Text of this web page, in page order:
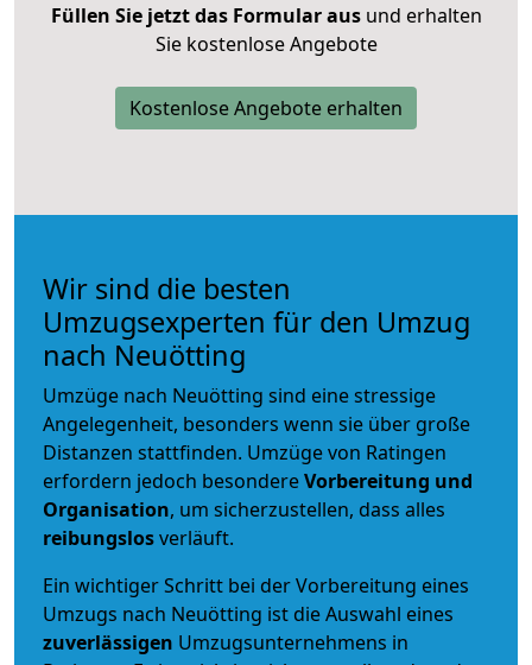
Füllen Sie jetzt das Formular ausund erhalten
Sie kostenlose Angebote
Kostenlose Angebote erhalten
Wir sind die besten
Umzugsexperten für den Umzug
nach Neuötting
Umzüge nach Neuötting sind eine stressige
Angelegenheit, besonders wenn sie über große
Distanzen stattfinden. Umzüge von Ratingen
erfordern jedoch besondereVorbereitung und
Organisation, um sicherzustellen, dass alles
reibungslosverläuft.
Ein wichtiger Schritt bei der Vorbereitung eines
Umzugs nach Neuötting ist die Auswahl eines
zuverlässigen Umzugsunternehmens in